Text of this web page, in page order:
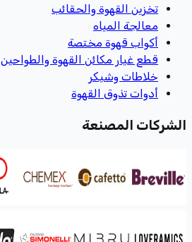
تخزين القهوة والحقائب
معالجة المياه
أكواب قهوة مختصة
قطع غيار مكائن القهوة والطواحين
خلاطات وشيكر
أدوات تذوق القهوة
الشركات المصنعة